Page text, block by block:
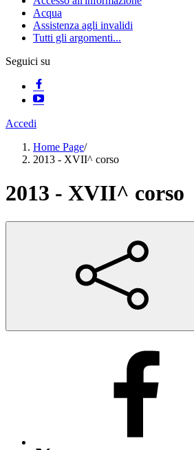
Acqua
Assistenza agli invalidi
Tutti gli argomenti...
Seguici su
Accedi
Home Page/
2013 - XVII^ corso
2013 - XVII^ corso